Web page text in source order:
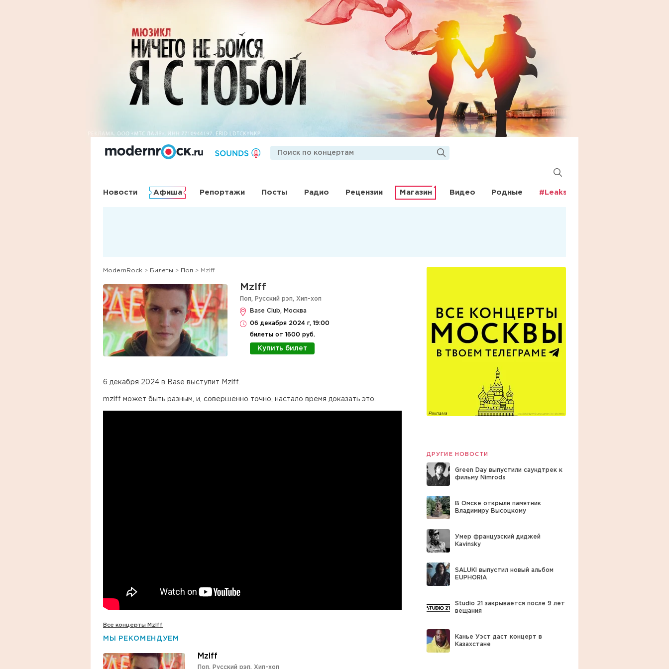
Новости Афиша Репортажи Посты Радио Рецензии Магазин Видео Родные #Leaks
ModernRock > Билеты > Поп > Mzlff
Mzlff
Поп, Русский рэп, Хип-хоп
Base Club, Москва
06 декабря 2024 г, 19:00
билеты от 1600 руб.
Купить билет
6 декабря 2024 в Base выступит Mzlff.
mzlff может быть разным, и, совершенно точно, настало время доказать это.
Все концерты Mzlff
МЫ РЕКОМЕНДУЕМ
Mzlff
Поп, Русский рэп, Хип-хоп
ДРУГИЕ НОВОСТИ
Green Day выпустили саундтрек к
фильму Nimrods
В Омске открыли памятник
Владимиру Высоцкому
Умер французский диджей
Kavinsky
SALUKI выпустил новый альбом
EUPHORIA
Studio 21 закрывается после 9 лет
вещания
Канье Уэст даст концерт в
Казахстане